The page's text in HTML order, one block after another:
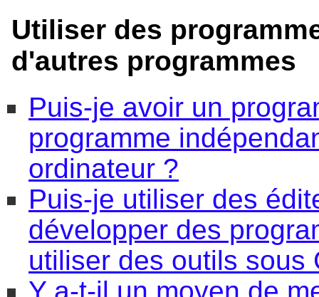
Utiliser des
d'autres programmes
Puis-je avoir un
programme
ordinateur ?
Puis-je utiliser des
développer des
utiliser des outils sous